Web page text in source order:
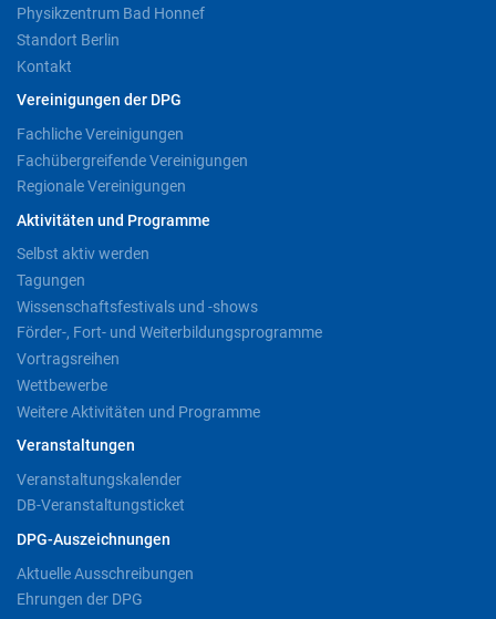
Physikzentrum Bad Honnef
Standort Berlin
Kontakt
Vereinigungen der DPG
Fachliche Vereinigungen
Fachübergreifende Vereinigungen
Regionale Vereinigungen
Aktivitäten und Programme
Selbst aktiv werden
Tagungen
Wissenschaftsfestivals und -shows
Förder-, Fort- und Weiterbildungsprogramme
Vortragsreihen
Wettbewerbe
Weitere Aktivitäten und Programme
Veranstaltungen
Veranstaltungskalender
DB-Veranstaltungsticket
DPG-Auszeichnungen
Aktuelle Ausschreibungen
Ehrungen der DPG